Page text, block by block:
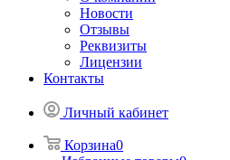
Новости
Отзывы
Реквизиты
Лицензии
Контакты
Личный кабинет
Корзина0